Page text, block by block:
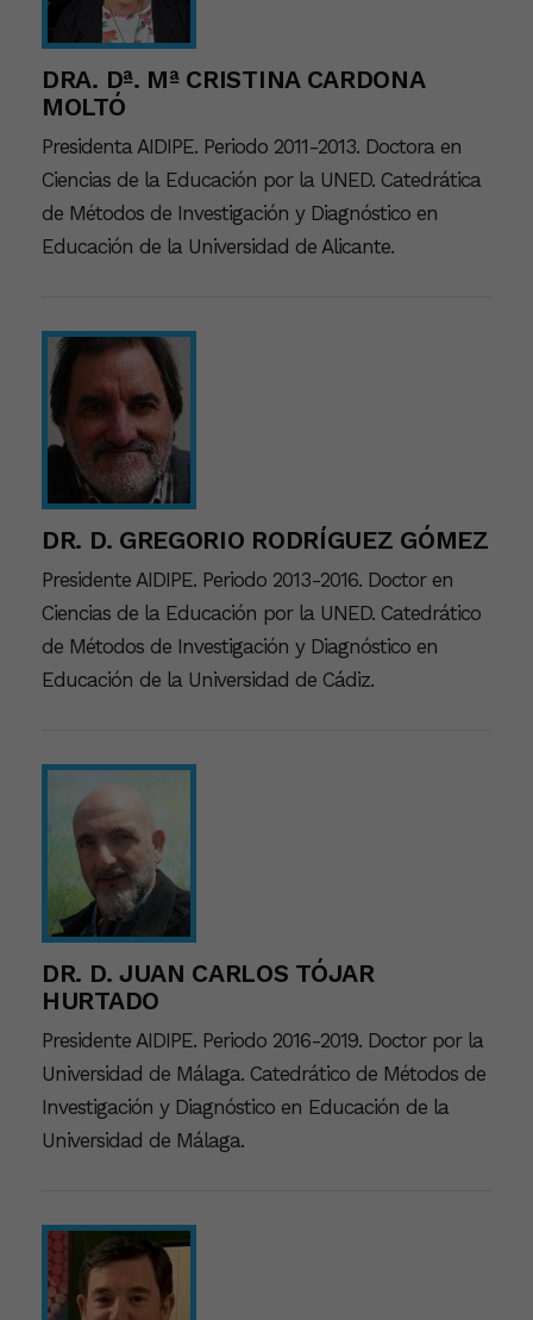
DRA. Dª. Mª CRISTINA CARDONA
MOLTÓ
Presidenta AIDIPE. Periodo 2011-2013. Doctora en
Ciencias de la Educación por la UNED. Catedrática
de Métodos de Investigación y Diagnóstico en
Educación de la Universidad de Alicante.
DR. D. GREGORIO RODRÍGUEZ GÓMEZ
Presidente AIDIPE. Periodo 2013-2016. Doctor en
Ciencias de la Educación por la UNED. Catedrático
de Métodos de Investigación y Diagnóstico en
Educación de la Universidad de Cádiz.
DR. D. JUAN CARLOS TÓJAR
HURTADO
Presidente AIDIPE. Periodo 2016-2019. Doctor por la
Universidad de Málaga. Catedrático de Métodos de
Investigación y Diagnóstico en Educación de la
Universidad de Málaga.